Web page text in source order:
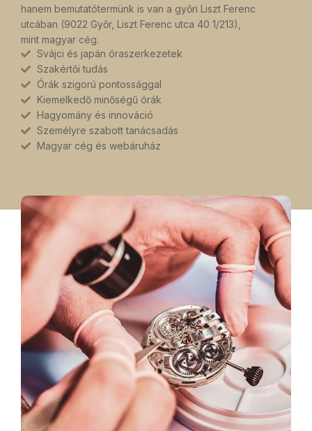
hanem bemutatótermünk is van a győri Liszt Ferenc
utcában (9022 Győr, Liszt Ferenc utca 40 1/213),
mint magyar cég.
Svájci és japán óraszerkezetek
Szakértői tudás
Órák szigorú pontossággal
Kiemelkedő minőségű órák
Hagyomány és innováció
Személyre szabott tanácsadás
Magyar cég és webáruház